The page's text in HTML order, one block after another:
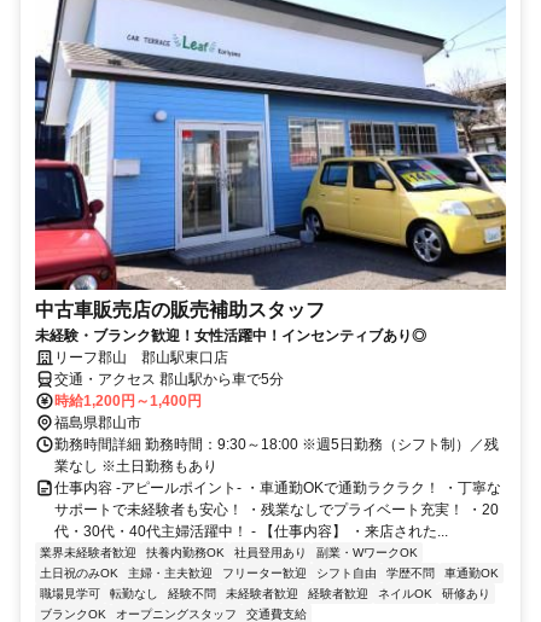
中古車販売店の販売補助スタッフ
未経験・ブランク歓迎！女性活躍中！インセンティブあり◎
リーフ郡山 郡山駅東口店
交通・アクセス 郡山駅から車で5分
時給1,200円～1,400円
福島県郡山市
勤務時間詳細 勤務時間：9:30～18:00 ※週5日勤務（シフト制）／残
業なし ※土日勤務もあり
仕事内容 -アピールポイント- ・車通勤OKで通勤ラクラク！ ・丁寧な
サポートで未経験者も安心！ ・残業なしでプライベート充実！ ・20
代・30代・40代主婦活躍中！ - 【仕事内容】 ・来店された...
業界未経験者歓迎 扶養内勤務OK 社員登用あり
副業・WワークOK
土日祝のみOK
主婦・主夫歓迎 フリーター歓迎 シフト自由 学歴不問
車通勤OK
職場見学可
転勤なし 経験不問 未経験者歓迎 経験者歓迎 ネイルOK
研修あり
ブランクOK
オープニングスタッフ 交通費支給